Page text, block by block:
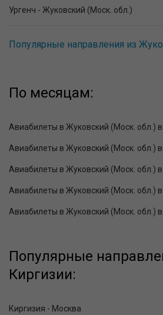
Ургенч - Жуковский (Моск. обл.)
Популярные направления из
По месяцам:
Авиабилеты в Жуковский (Моск. обл.) в
Авиабилеты в Жуковский (Моск. обл.)
Авиабилеты в Жуковский (Моск. обл.) в
Авиабилеты в Жуковский (Моск. обл.)
Авиабилеты в Жуковский (Моск. обл.)
Популярные
Киргизии:
Киргизия - Москва